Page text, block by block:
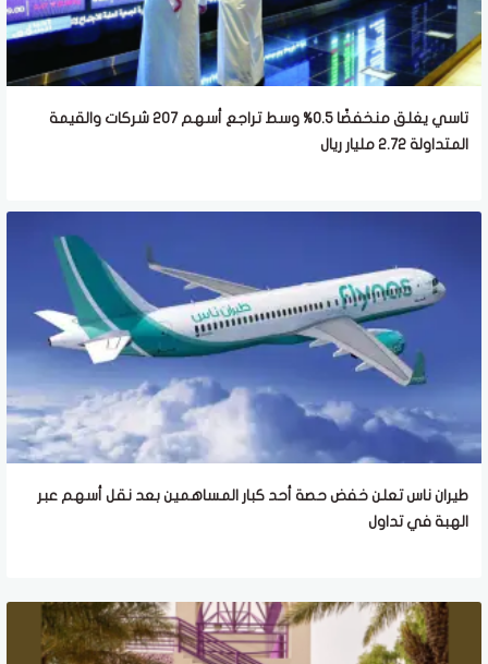
تاسي يغلق منخفضًا 0.5% وسط تراجع أسهم 207 شركات والقيمة
المتداولة 2.72 مليار ريال
طيران ناس تعلن خفض حصة أحد كبار المساهمين بعد نقل أسهم عبر
الهبة في تداول